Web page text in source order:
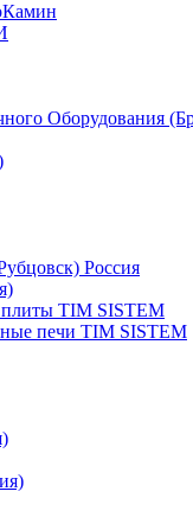
Оборудования
Россия
TIM SISTEM
печи TIM SISTEM